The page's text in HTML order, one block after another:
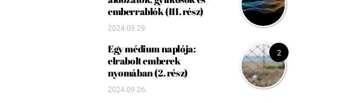
emberrablók (III. rész)
2024.09.29.
2
Egy médium naplója:
elrabolt emberek
nyomában (2. rész)
2024.09.26.